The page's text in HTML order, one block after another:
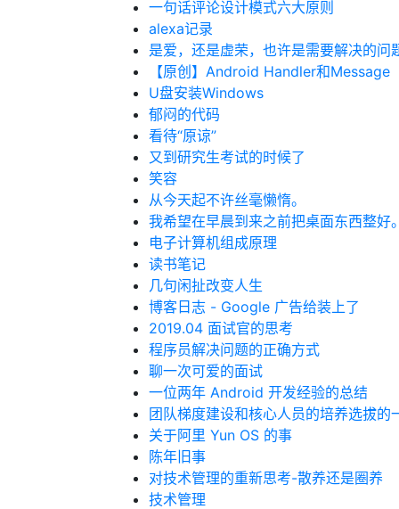
一句话评论设计模式六大原则
alexa记录
是爱，还是虚荣，也许是需要解决的问
【原创】Android Handler和Message
U盘安装Windows
郁闷的代码
看待“原谅”
又到研究生考试的时候了
笑容
从今天起不许丝毫懒惰。
我希望在早晨到来之前把桌面东西整好
电子计算机组成原理
读书笔记
几句闲扯改变人生
博客日志 - Google 广告给装上了
2019.04 面试官的思考
程序员解决问题的正确方式
聊一次可爱的面试
一位两年 Android 开发经验的总结
团队梯度建设和核心人员的培养选拔的
关于阿里 Yun OS 的事
陈年旧事
对技术管理的重新思考-散养还是圈养
技术管理